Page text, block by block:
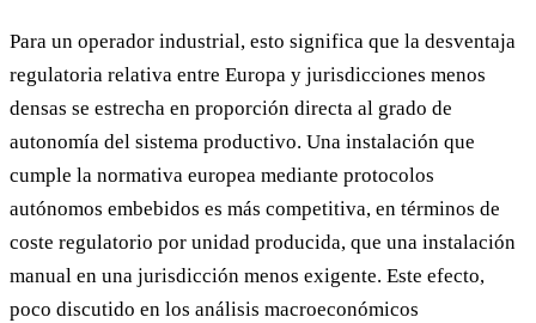
Para un operador industrial, esto significa que la desventaja
regulatoria relativa entre Europa y jurisdicciones menos
densas se estrecha en proporción directa al grado de
autonomía del sistema productivo. Una instalación que
cumple la normativa europea mediante protocolos
autónomos embebidos es más competitiva, en términos de
coste regulatorio por unidad producida, que una instalación
manual en una jurisdicción menos exigente. Este efecto,
poco discutido en los análisis macroeconómicos